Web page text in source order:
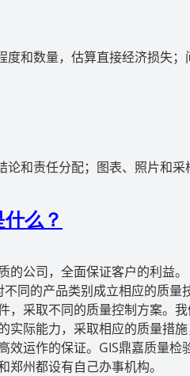
和数量，估算直接经济损失
和责任分配；图表、照片和采
么？
公司，全面保证客户的利益。
同的产品类别成立相应的质量
采取不同的质量控制方案。
际能力，采取相应的质量措施
运作的保证。 GIS鼎嘉质量检
州都设有自己办事机构。